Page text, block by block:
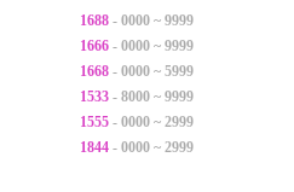
1688 - 0000 ~ 9999
1666 - 0000 ~ 9999
1668 - 0000 ~ 5999
1533 - 8000 ~ 9999
1555 - 0000 ~ 2999
1844 - 0000 ~ 2999